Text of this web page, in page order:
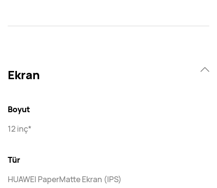
Ekran
Boyut
12 inç*
Tür
HUAWEI PaperMatte Ekran (IPS)